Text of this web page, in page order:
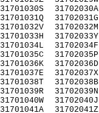
31701030S
31701031Q
31701032V
31701033H
31701034L
31701035C
31701036K
31701037E
31701038T
31701039R
31701040W
31701041A
31702030A
31702031G
31702032M
31702033Y
31702034F
31702035P
31702036D
31702037X
31702038B
31702039N
31702040J
31702041Z